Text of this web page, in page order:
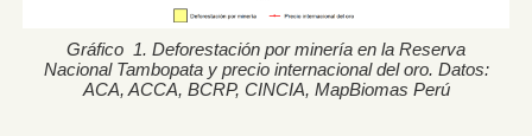
Gráfico 1. Deforestación por minería en la Reserva
Nacional Tambopata y precio internacional del oro. Datos:
ACA, ACCA, BCRP, CINCIA, MapBiomas Perú